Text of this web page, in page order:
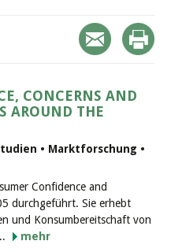
CONCERNS AND
AROUND THE
• Marktforschung •
Confidence and
durchgeführt. Sie erhebt
und Konsumbereitschaft von
mehr